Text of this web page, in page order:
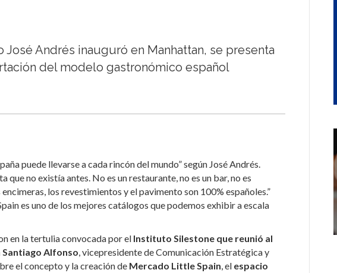
Andrés inauguró en Manhattan, se presenta
del modelo gastronómico español
puede llevarse a cada rincón del mundo” según José Andrés.
no existía antes. No es un restaurante, no es un bar, no es
los revestimientos y el pavimento son 100% españoles.”
es uno de los mejores catálogos que podemos exhibir a escala
en la tertulia convocada por el Instituto Silestone que reunió al
Santiago Alfonso, vicepresidente de Comunicación Estratégica y
el concepto y la creación de Mercado Little Spain, el espacio